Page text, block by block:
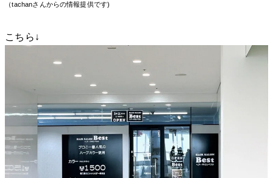
（tachanさんからの情報提供です)
こちら↓